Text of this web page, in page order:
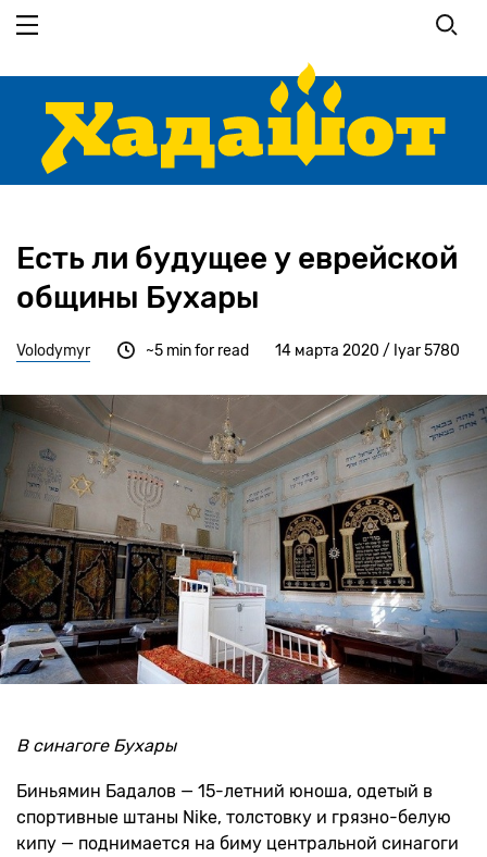
основному
Есть ли будущее у еврейской
общины Бухары
Volodymyr 14 марта 2020 / Iyar 5780
~5 min for read
В синагоге Бухары
Биньямин Бадалов — 15-летний юноша, одетый в
спортивные штаны Nike, толстовку и грязно-белую
кипу — поднимается на биму центральной синагоги